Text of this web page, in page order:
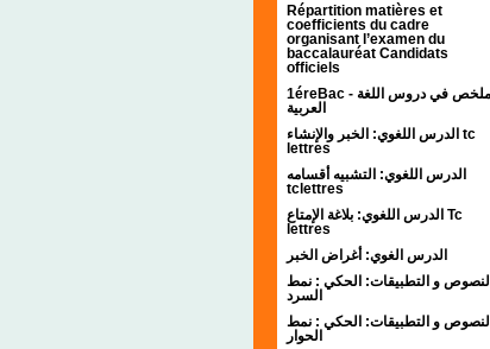
Répartition matières et
coefficients du cadre
organisant l’examen du
baccalauréat Candidats
officiels
1éreBac - ملخص في دروس اللغة
العربية
الدرس اللغوي: الخبر والإنشاء tc
lettres
الدرس اللغوي: التشبيه أقسامه
tclettres
الدرس اللغوي: بلاغة الإمتاع Tc
lettres
الدرس الغوي: أغراض الخبر
النصوص و التطبيقات: الحكي : نمط
السرد
النصوص و التطبيقات: الحكي : نمط
الحوار